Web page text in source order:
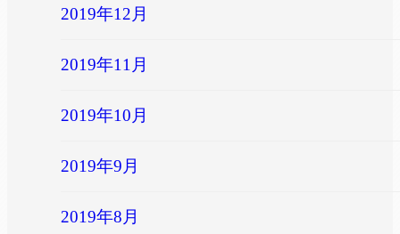
2019年12月
2019年11月
2019年10月
2019年9月
2019年8月